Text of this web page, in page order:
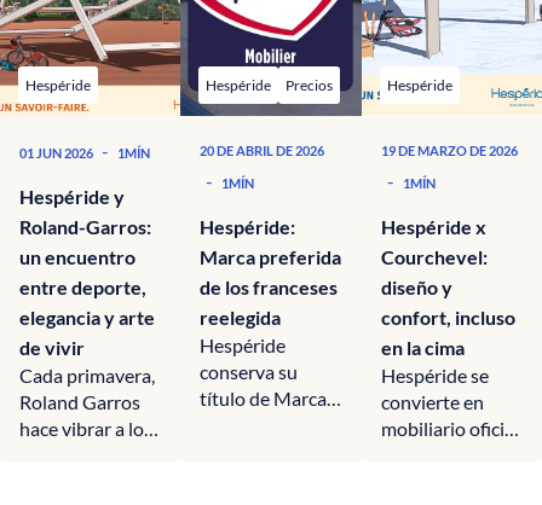
Hespéride
01 JUN 2026 - 1MÍN
Hespéride y
Roland-Garros:
un encuentro
entre deporte,
elegancia y arte
de vivir
Cada primavera,
Roland Garros
hace vibrar a los
Hespéride Precios
20 DE ABRIL DE 2026
- 1MÍN
Hespéride:
Marca preferida
de los franceses
reelegida
Hespéride
conserva su
título de Marca
Hespéride
19 DE MARZO DE 2026
- 1MÍN
Hespéride x
Courchevel:
diseño y
confort, incluso
en la cima
Hespéride se
convierte en
mobiliario oficial